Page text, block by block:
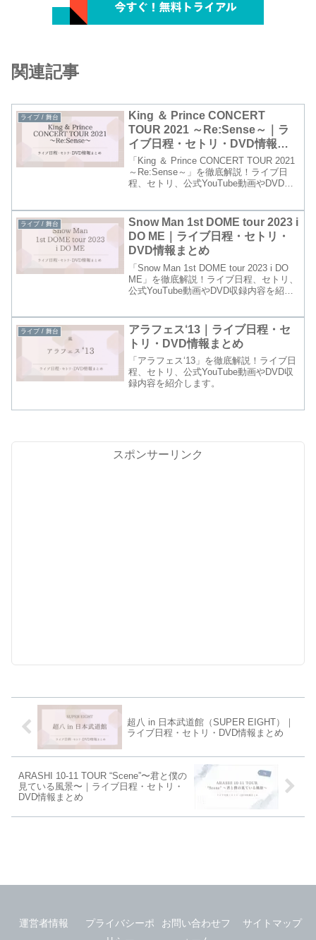
関連記事
ライブ / 舞台
King ＆ Prince CONCERT
TOUR 2021 ～Re:Sense～｜ラ
イブ日程・セトリ・DVD情報ま
とめ
「King ＆ Prince CONCERT TOUR 2021
～Re:Sense～」を徹底解説！ライブ日
程、セトリ、公式YouTube動画やDVD収
ライブ / 舞台
Snow Man 1st DOME tour 2023 i
DO ME｜ライブ日程・セトリ・
DVD情報まとめ
「Snow Man 1st DOME tour 2023 i DO
ME」を徹底解説！ライブ日程、セトリ、
公式YouTube動画やDVD収録内容を紹介
ライブ / 舞台
アラフェス‘13｜ライブ日程・セ
トリ・DVD情報まとめ
「アラフェス‘13」を徹底解説！ライブ日
程、セトリ、公式YouTube動画やDVD収
録内容を紹介します。
スポンサーリンク
超八 in 日本武道館（SUPER EIGHT）｜
ライブ日程・セトリ・DVD情報まとめ
ARASHI 10-11 TOUR “Scene”〜君と僕の
見ている風景〜｜ライブ日程・セトリ・
DVD情報まとめ
運営者情報
プライバシーポ
お問い合わせフ
サイトマップ